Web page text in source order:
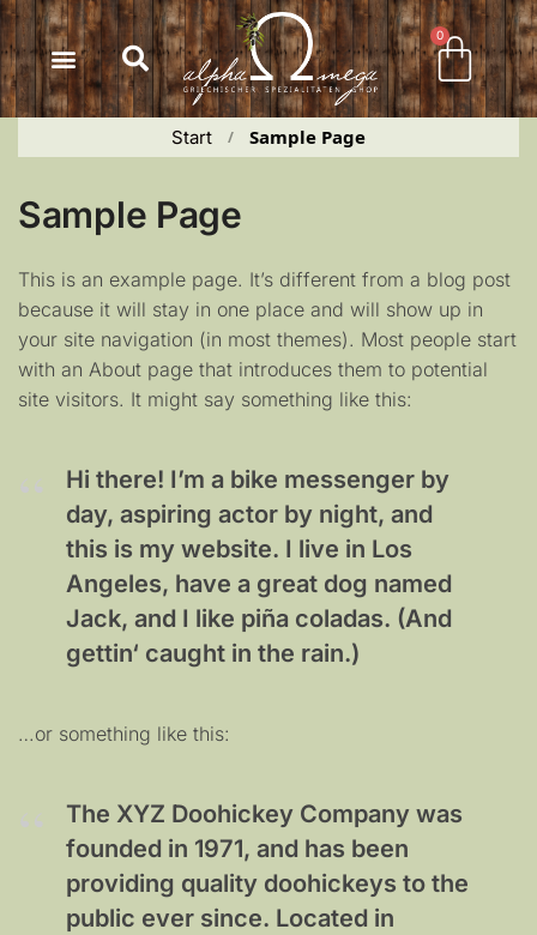
springen
0
Start / Sample Page
Sample Page
This is an example page. It’s different from a blog post
because it will stay in one place and will show up in
your site navigation (in most themes). Most people start
with an About page that introduces them to potential
site visitors. It might say something like this:
Hi there! I’m a bike messenger by
day, aspiring actor by night, and
this is my website. I live in Los
Angeles, have a great dog named
Jack, and I like piña coladas. (And
gettin‘ caught in the rain.)
…or something like this:
The XYZ Doohickey Company was
founded in 1971, and has been
providing quality doohickeys to the
public ever since. Located in